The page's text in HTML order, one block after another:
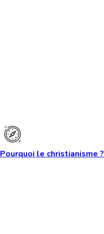
Pourquoi le christianisme ?